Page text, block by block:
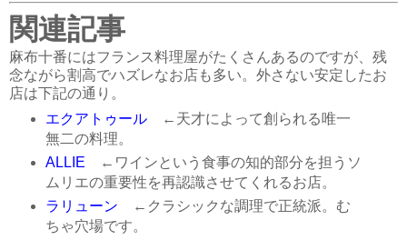
関連記事
麻布十番にはフランス料理屋がたくさんあるのですが、残
念ながら割高でハズレなお店も多い。外さない安定したお
店は下記の通り。
エクアトゥール←天才によって創られる唯一
無二の料理。
ALLIE ←ワインという食事の知的部分を担うソ
ムリエの重要性を再認識させてくれるお店。
ラリューン ←クラシックな調理で正統派。む
ちゃ穴場です。